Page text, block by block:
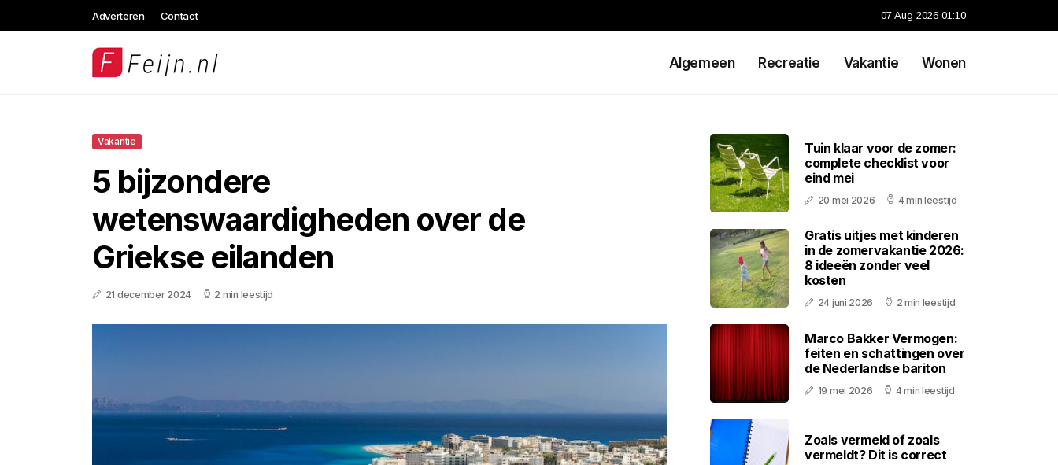
Adverteren Contact 07 Aug 2026 01:10
Algemeen Recreatie Vakantie Wonen
Vakantie
5 bijzondere
wetenswaardigheden over de
Griekse eilanden
21 december 2024 2 min leestijd
Tuin klaar voor de zomer:
complete checklist voor
eind mei
20 mei 2026 4 min leestijd
Gratis uitjes met kinderen
in de zomervakantie 2026:
8 ideeën zonder veel
kosten
24 juni 2026 2 min leestijd
Marco Bakker Vermogen:
feiten en schattingen over
de Nederlandse bariton
19 mei 2026 4 min leestijd
Zoals vermeld of zoals
vermeldt? Dit is correct